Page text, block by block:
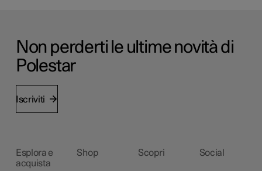
Non perderti le ultime novità di
Polestar
Iscriviti
Esplora e
acquista
Shop Scopri Social